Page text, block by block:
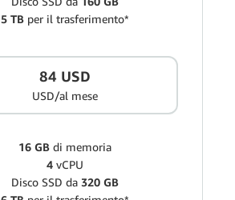
5 TB per il trasferimento*
84 USD
USD/al mese
16 GB di memoria
4 vCPU
Disco SSD da 320 GB